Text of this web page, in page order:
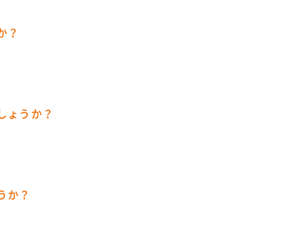
？
ょうか？
か？